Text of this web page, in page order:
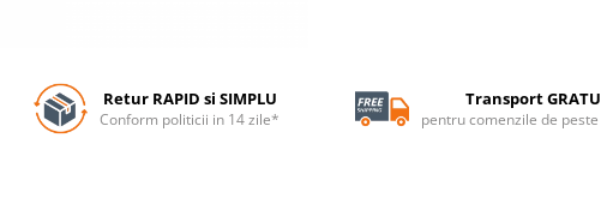
Retur RAPID si SIMPLU
Conform politicii in 14 zile*
Transport
pentru comenzile de peste